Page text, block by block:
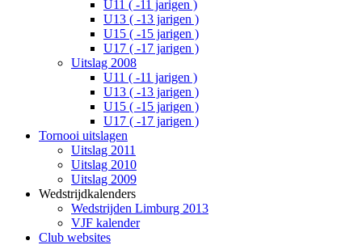
U11 ( -11 jarigen )
U13 ( -13 jarigen )
U15 ( -15 jarigen )
U17 ( -17 jarigen )
Uitslag 2008
U11 ( -11 jarigen )
U13 ( -13 jarigen )
U15 ( -15 jarigen )
U17 ( -17 jarigen )
Tornooi uitslagen
Uitslag 2011
Uitslag 2010
Uitslag 2009
Wedstrijdkalenders
Wedstrijden Limburg 2013
VJF kalender
Club websites